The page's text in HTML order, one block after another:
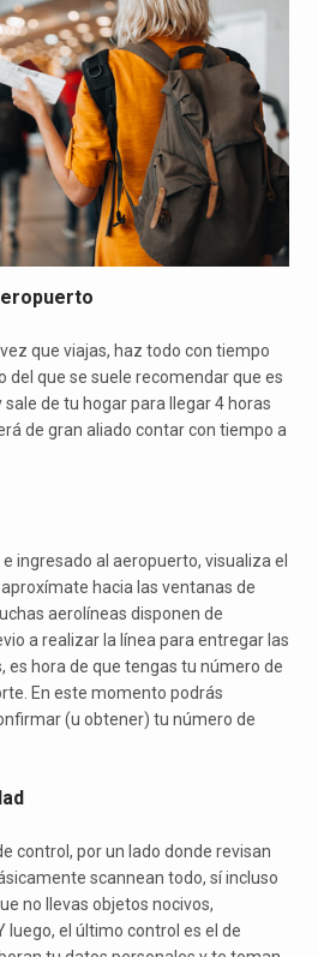
que viajas, haz todo con tiempo
del que se suele recomendar que es
sale de tu hogar para llegar 4 horas
de gran aliado contar con tiempo a
ingresado al aeropuerto, visualiza el
hacia las ventanas de
aerolíneas disponen de
a realizar la línea para entregar las
es hora de que tengas tu número de
En este momento podrás
(u obtener) tu número de
control, por un lado donde revisan
scannean todo, sí incluso
no llevas objetos nocivos,
luego, el último control es el de